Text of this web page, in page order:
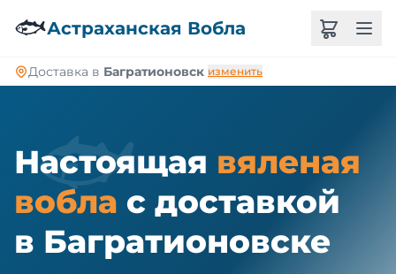
🐟Астраханская Вобла
Доставка в Багратионовск изменить
🐟
Настоящая вяленая
вобла с доставкой
в Багратионовске